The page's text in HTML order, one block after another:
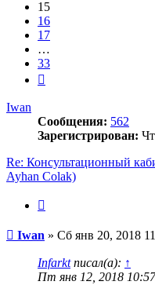
15
16
17
…
33
Iwan
Сообщения: 562
Зарегистрирован:
Re: Консультационный
Ayhan Colak)
Сообщение
Iwan » Сб янв 20, 2018
Infarktписал(а): ↑
Пт янв 12, 2018